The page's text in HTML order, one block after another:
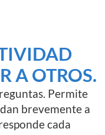
A OTROS.
Permite
brevemente a
cada